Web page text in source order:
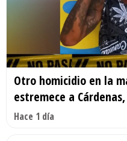
Otro homicidio en la
estremece a
Hace 1 día